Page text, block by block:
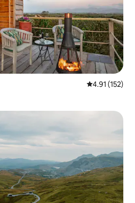
Calificación
4.91 (152)